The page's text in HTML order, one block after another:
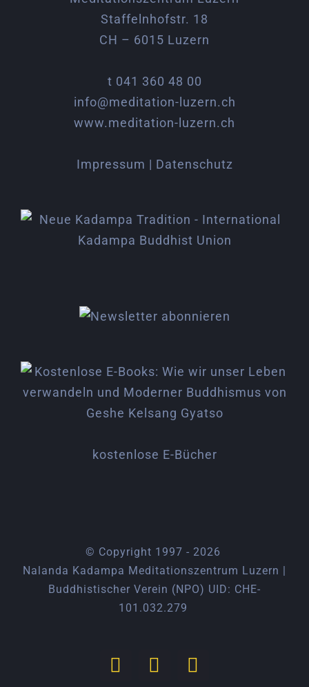
Staffelnhofstr. 18
CH – 6015 Luzern
t 041 360 48 00
info@meditation-luzern.ch
www.meditation-luzern.ch
Impressum | Datenschutz
kostenlose E-Bücher
© Copyright 1997 - 2026
Nalanda Kadampa Meditationszentrum Luzern |
Buddhistischer Verein (NPO) UID: CHE-
101.032.279
Facebook
YouTubeInstagram